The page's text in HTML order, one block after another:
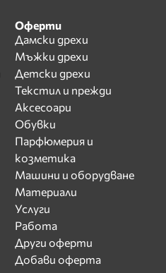
Оферти
Дамски дрехи
Мъжки дрехи
Детски дрехи
Текстил и прежди
Аксесоари
Обувки
Парфюмерия и
козметика
Машини и оборудване
Материали
Услуги
Работа
Други оферти
Добави оферта